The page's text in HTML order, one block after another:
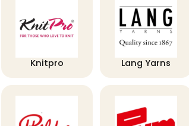
Knitpro Lang Yarns